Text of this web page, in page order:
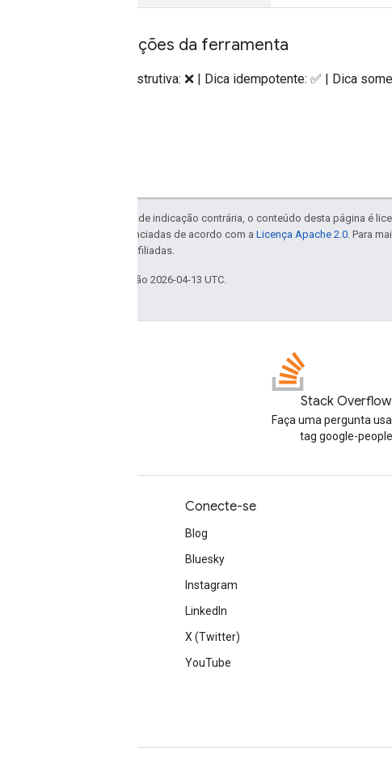
Anotações da ferramenta
Dica destrutiva: ❌ | Dica idempotente: ✅ | Dica
Exceto em caso de indicação contrária, o conteúdo desta página é
código são licenciadas de acordo com a Licença Apache 2.0 . Para
da Oracle e/ou afiliadas.
Última atualização 2026-04-13 UTC.
Stack Overflow
Faça uma pergunta
tag google-people
Conecte-se
Blog
Bluesky
Instagram
LinkedIn
X (Twitter)
YouTube